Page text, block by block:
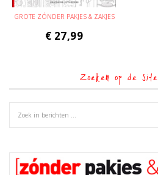
GROTE ZÓNDER PAKJES & ZAKJES
€ 27,99
Zoeken op de site